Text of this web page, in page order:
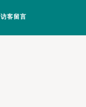
访客留言